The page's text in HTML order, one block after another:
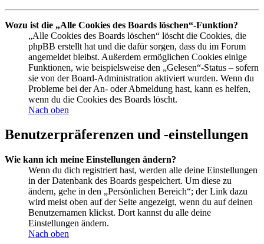
Wozu ist die „Alle Cookies des Boards löschen“-Funktion?
„Alle Cookies des Boards löschen“ löscht die Cookies, die
phpBB erstellt hat und die dafür sorgen, dass du im Forum
angemeldet bleibst. Außerdem ermöglichen Cookies einige
Funktionen, wie beispielsweise den „Gelesen“-Status – sofern
sie von der Board-Administration aktiviert wurden. Wenn du
Probleme bei der An- oder Abmeldung hast, kann es helfen,
wenn du die Cookies des Boards löscht.
Nach oben
Benutzerpräferenzen und -einstellungen
Wie kann ich meine Einstellungen ändern?
Wenn du dich registriert hast, werden alle deine Einstellungen
in der Datenbank des Boards gespeichert. Um diese zu
ändern, gehe in den „Persönlichen Bereich“; der Link dazu
wird meist oben auf der Seite angezeigt, wenn du auf deinen
Benutzernamen klickst. Dort kannst du alle deine
Einstellungen ändern.
Nach oben